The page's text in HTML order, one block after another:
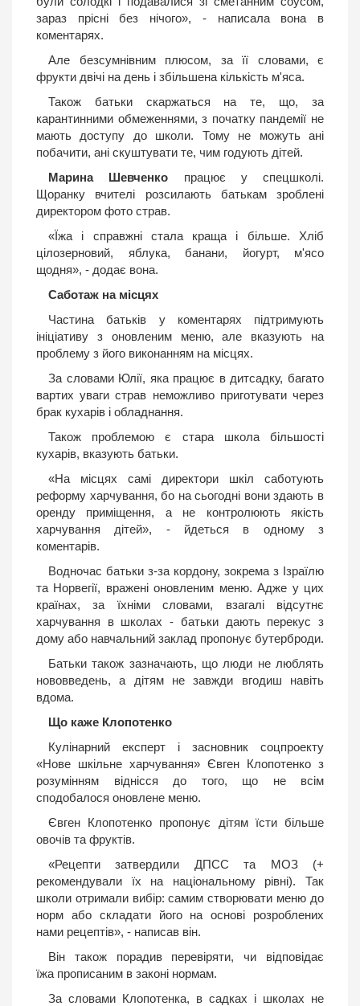
зараз прісні без нічого», - написала вона в
коментарях.
Але безсумнівним плюсом, за її словами, є
фрукти двічі на день і збільшена кількість м'яса.
Також батьки скаржаться на те, що, за
карантинними обмеженнями, з початку пандемії не
мають доступу до школи. Тому не можуть ані
побачити, ані скуштувати те, чим годують дітей.
Марина Шевченко працює у спецшколі.
Щоранку вчителі розсилають батькам зроблені
директором фото страв.
«Їжа і справжні стала краща і більше. Хліб
цілозерновий, яблука, банани, йогурт, м'ясо
щодня», - додає вона.
Саботаж на місцях
Частина батьків у коментарях підтримують
ініціативу з оновленим меню, але вказують на
проблему з його виконанням на місцях.
За словами Юлії, яка працює в дитсадку, багато
вартих уваги страв неможливо приготувати через
брак кухарів і обладнання.
Також проблемою є стара школа більшості
кухарів, вказують батьки.
«На місцях самі директори шкіл саботують
реформу харчування, бо на сьогодні вони здають в
оренду приміщення, а не контролюють якість
харчування дітей», - йдеться в одному з
коментарів.
Водночас батьки з-за кордону, зокрема з Ізраїлю
та Норвегії, вражені оновленим меню. Адже у цих
країнах, за їхніми словами, взагалі відсутнє
харчування в школах - батьки дають перекус з
дому або навчальний заклад пропонує бутерброди.
Батьки також зазначають, що люди не люблять
нововведень, а дітям не завжди вгодиш навіть
вдома.
Що каже Клопотенко
Кулінарний експерт і засновник соцпроекту
«Нове шкільне харчування» Євген Клопотенко з
розумінням віднісся до того, що не всім
сподобалося оновлене меню.
Євген Клопотенко пропонує дітям їсти більше
овочів та фруктів.
«Рецепти затвердили ДПСС та МОЗ (+
рекомендували їх на національному рівні). Так
школи отримали вибір: самим створювати меню до
норм або складати його на основі розроблених
нами рецептів», - написав він.
Він також порадив перевіряти, чи відповідає
їжа прописаним в законі нормам.
За словами Клопотенка, в садках і школах не